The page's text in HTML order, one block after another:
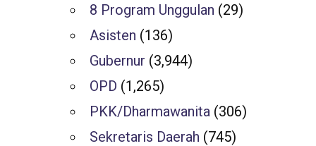
8 Program Unggulan (29)
Asisten (136)
Gubernur (3,944)
OPD (1,265)
PKK/Dharmawanita (306)
Sekretaris Daerah (745)